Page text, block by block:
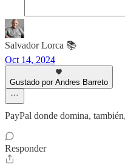
Salvador Lorca 📚
Oct 14, 2024
Gustado por Andres Barreto
PayPal donde domina,
Responder